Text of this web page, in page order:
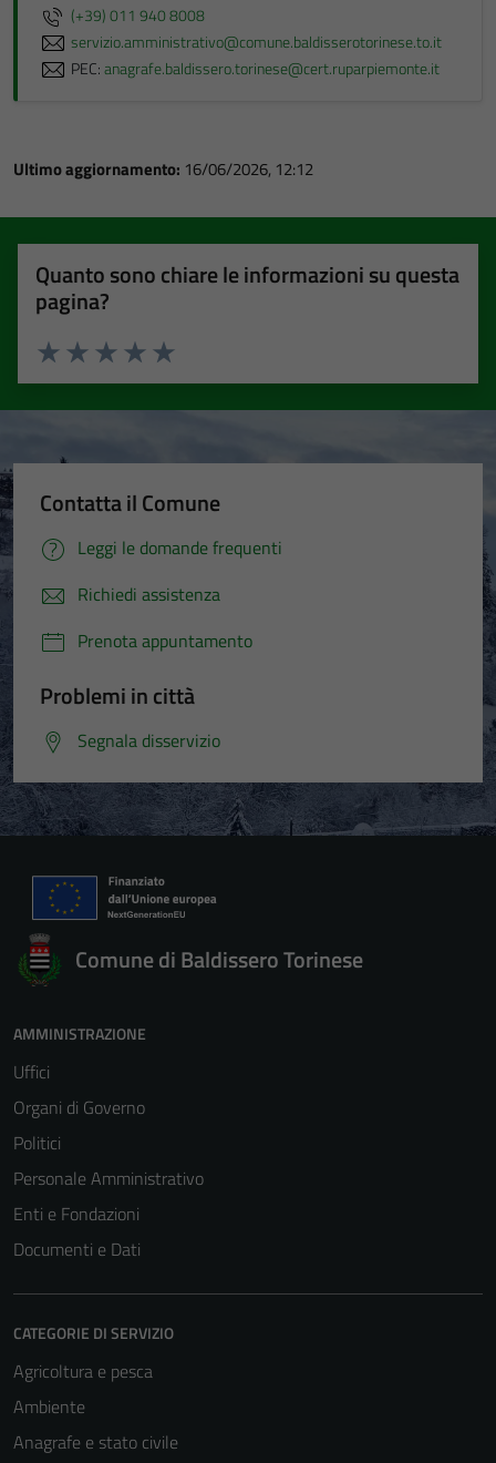
(+39) 011 940 8008
servizio.amministrativo@comune.baldisserotorinese.to.it
PEC:anagrafe.baldissero.torinese@cert.ruparpiemonte.it
Ultimo aggiornamento: 16/06/2026, 12:12
Quanto sono chiare le informazioni su questa
pagina?
Valuta 5 stelle su 5
Valuta 4 stelle su 5
Valuta 3 stelle su 5
Valuta 2 stelle su 5
Valuta 1 stelle su 5
Contatta il Comune
Leggi le domande frequenti
Richiedi assistenza
Prenota appuntamento
Problemi in città
Segnala disservizio
Comune di Baldissero Torinese
AMMINISTRAZIONE
Uffici
Organi di Governo
Politici
Personale Amministrativo
Enti e Fondazioni
Documenti e Dati
CATEGORIE DI SERVIZIO
Agricoltura e pesca
Ambiente
Anagrafe e stato civile
Tecnici
personali.